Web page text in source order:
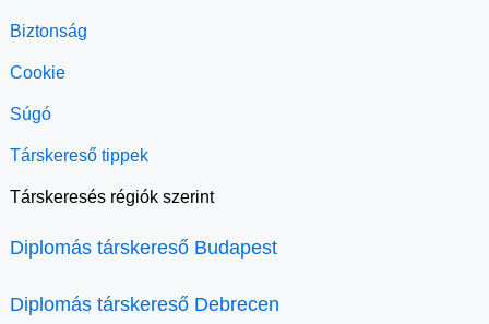
Biztonság
Cookie
Súgó
Társkereső tippek
Társkeresés régiók szerint
Diplomás társkereső Budapest
Diplomás társkereső Debrecen